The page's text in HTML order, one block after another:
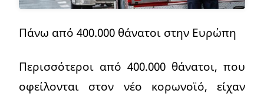
Πάνω από 400.000 θάνατοι στην Ευρώπη
Περισσότεροι από 400.000 θάνατοι, που
οφείλονται στον νέο κορωνοϊό, είχαν